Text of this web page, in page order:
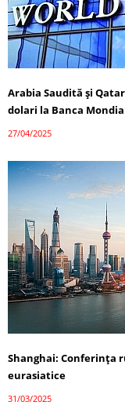
Arabia Saudită și
dolari la Banca
27/04/2025
Shanghai: Conferința
eurasiatice
31/03/2025